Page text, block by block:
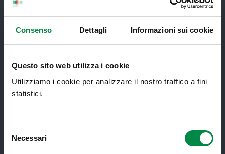
Consenso Dettagli Informazioni sui cookie
Questo sito web utilizza i cookie
Utilizziamo i cookie per analizzare il nostro traffico a fini
statistici.
delNecessari
Servizi al cittadino
Ambulatori di Continuità Assistenziale
e CAU
Assistenza sanitaria all'estero -
Assistenza sanitaria transfrontaliera
Finanziamenti